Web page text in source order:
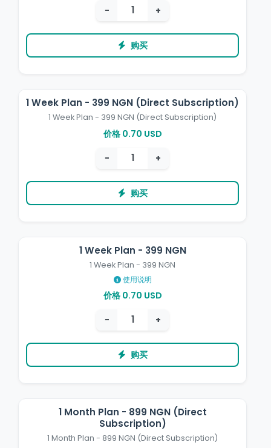
−
+
购买
1 Week Plan - 399 NGN (Direct Subscription)
1 Week Plan - 399 NGN (Direct Subscription)
价格 0.70 USD
−
+
购买
1 Week Plan - 399 NGN
1 Week Plan - 399 NGN
使用说明
价格 0.70 USD
−
+
购买
1 Month Plan - 899 NGN (Direct
Subscription)
1 Month Plan - 899 NGN (Direct Subscription)